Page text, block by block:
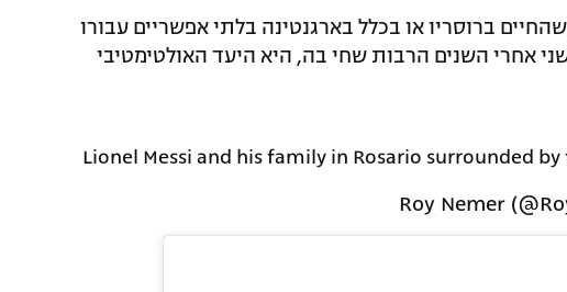
ברוסריו או בכלל בארגנטינה בלתי אפשריים עבורו
אחרי השנים הרבות שחי בה, היא היעד האולטימטיבי
Lionel Messi and his family in Rosario surrounded by